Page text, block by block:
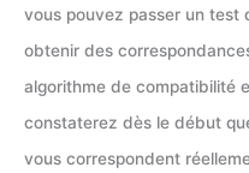
vous pouvez passer un test
obtenir des
algorithme de compatibilité
constaterez dès le début
vous correspondent